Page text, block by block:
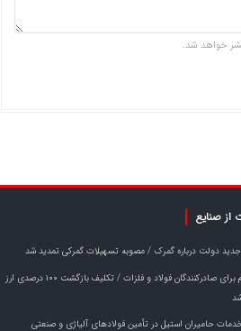
خواهد شد.
از صنایع
دولت درباره گمرک / مصوبه تسهیلات گمرکی تمدید شد
خبر مهم برای صادرکنندگان فولاد و فلزات / تکلیف بازگشت ۱۰۰ درصدی ارز
حامیران استیل در تأمین فولادهای آلیاژی و صنعتی